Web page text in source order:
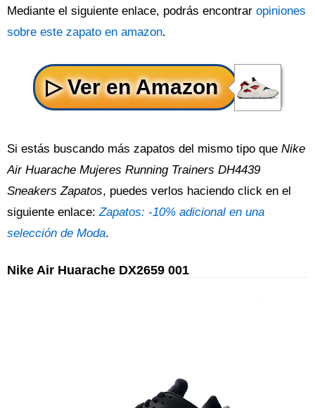
Mediante el siguiente enlace, podrás encontrar opiniones
sobre este zapato en amazon.
Si estás buscando más zapatos del mismo tipo que Nike
Air Huarache Mujeres Running Trainers DH4439
Sneakers Zapatos, puedes verlos haciendo click en el
siguiente enlace:Zapatos: -10% adicional en una
selección de Moda.
Nike Air Huarache DX2659 001